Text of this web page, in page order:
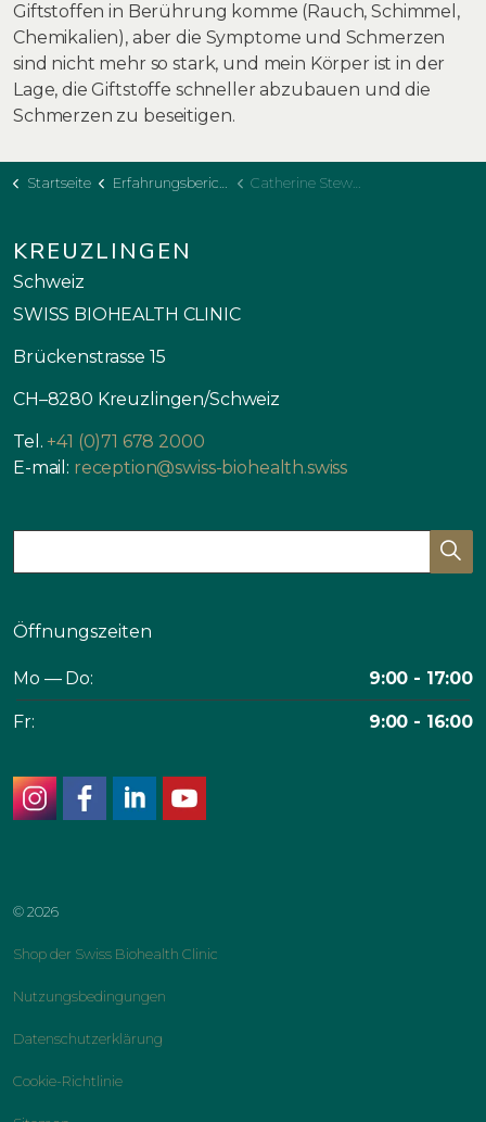
Giftstoffen in Berührung komme (Rauch, Schimmel,
Chemikalien), aber die Symptome und Schmerzen
sind nicht mehr so stark, und mein Körper ist in der
Lage, die Giftstoffe schneller abzubauen und die
Schmerzen zu beseitigen.
Startseite Erfahrungsberichte Catherine Stewart
KREUZLINGEN
Schweiz
SWISS BIOHEALTH CLINIC
Brückenstrasse 15
CH–8280 Kreuzlingen/Schweiz
Tel. +41 (0)71 678 2000
E-mail: reception@swiss-biohealth.swiss
Öffnungszeiten
Mo — Do: 9:00 - 17:00
Fr: 9:00 - 16:00
© 2026
Shop der Swiss Biohealth Clinic
Nutzungsbedingungen
Datenschutzerklärung
Cookie-Richtlinie